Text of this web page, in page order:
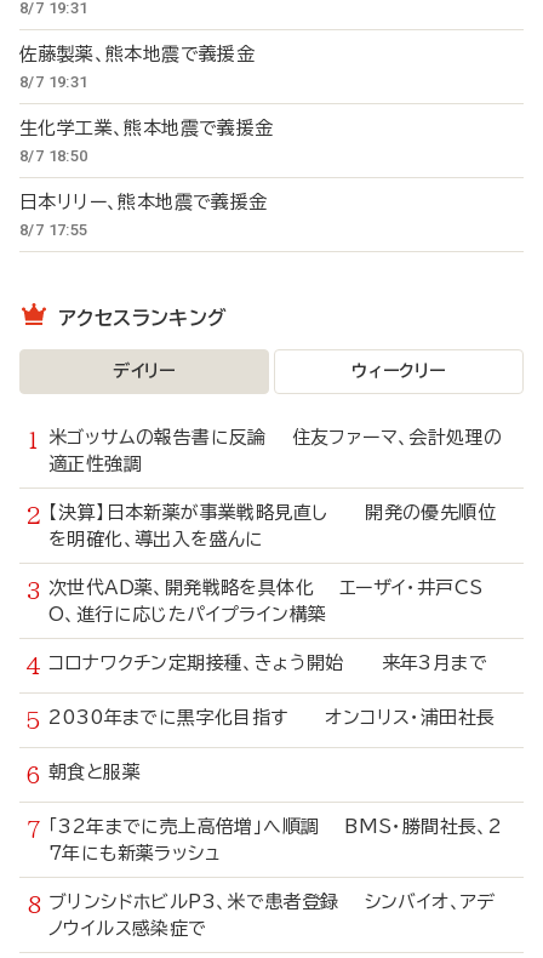
8/7 19:31
佐藤製薬、熊本地震で義援金
8/7 19:31
生化学工業、熊本地震で義援金
8/7 18:50
日本リリー、熊本地震で義援金
8/7 17:55
アクセスランキング
デイリー ウィークリー
米ゴッサムの報告書に反論 住友ファーマ、会計処理の
適正性強調
【決算】日本新薬が事業戦略見直し 開発の優先順位
を明確化、導出入を盛んに
次世代AD薬、開発戦略を具体化 エーザイ・井戸CS
O、進行に応じたパイプライン構築
コロナワクチン定期接種、きょう開始 来年3月まで
2030年までに黒字化目指す オンコリス・浦田社長
朝食と服薬
「32年までに売上高倍増」へ順調 BMS・勝間社長、2
7年にも新薬ラッシュ
ブリンシドホビルP3、米で患者登録 シンバイオ、アデ
ノウイルス感染症で